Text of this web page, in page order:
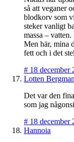
så att veganer
blodkorv som
steker vanligt
massa –
Men här, mina
fett och i det
# 18 december
Lotten Bergman
Det var den
som jag
# 18 december
Hannoia